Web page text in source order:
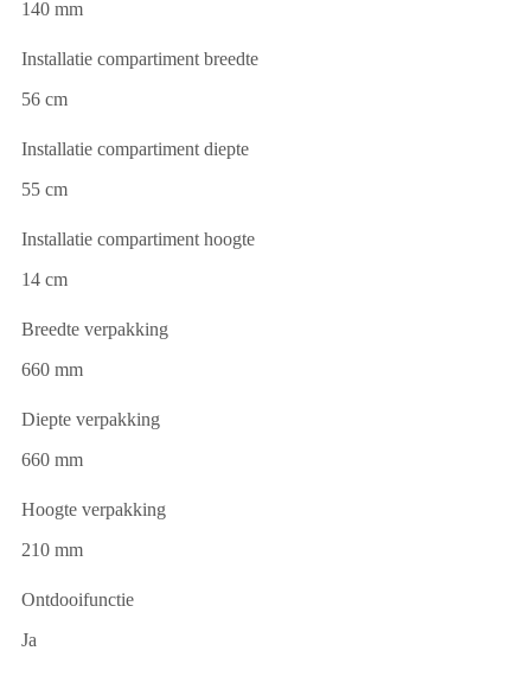
140 mm
Installatie compartiment breedte
56 cm
Installatie compartiment diepte
55 cm
Installatie compartiment hoogte
14 cm
Breedte verpakking
660 mm
Diepte verpakking
660 mm
Hoogte verpakking
210 mm
Ontdooifunctie
Ja